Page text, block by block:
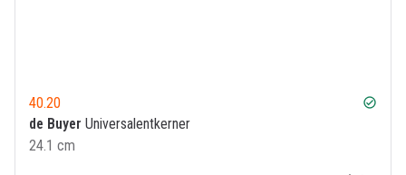
40.20 check_circle
de Buyer Universalentkerner
24.1 cm